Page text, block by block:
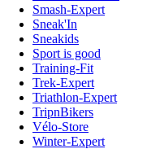
Smash-Expert
Sneak'In
Sneakids
Sport is good
Training-Fit
Trek-Expert
Triathlon-Expert
TripnBikers
Vélo-Store
Winter-Expert